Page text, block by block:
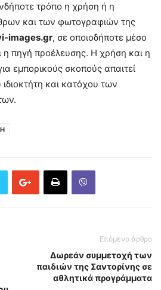
τρόπο η χρήση ή η
και των φωτογραφιών της
images.gr, σε οποιοδήποτε μέσο
πηγή προέλευσης. Η χρήση και η
εμπορικούς σκοπούς απαιτεί
και κατόχου των
Επόμενο άρθρο
Δωρεάν συμμετοχή των
παιδιών της Σαντορίνης σε
αθλητικά προγράμματα